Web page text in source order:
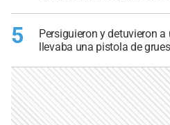
5
Persiguieron y detuvieron
llevaba una pistola de